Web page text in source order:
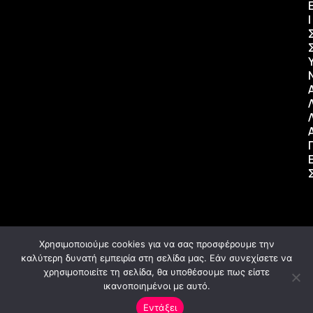
Ι
Copyright Vanilla Radio - All Rights Reserved.
Χρησιμοποιούμε cookies για να σας προσφέρουμε την
καλύτερη δυνατή εμπειρία στη σελίδα μας. Εάν συνεχίσετε να
χρησιμοποιείτε τη σελίδα, θα υποθέσουμε πως είστε
ικανοποιημένοι με αυτό.
Εντάξει